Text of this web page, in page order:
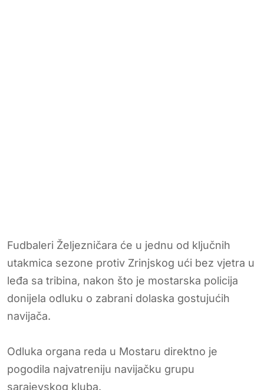
Fudbaleri Željezničara će u jednu od ključnih
utakmica sezone protiv Zrinjskog ući bez vjetra u
leđa sa tribina, nakon što je mostarska policija
donijela odluku o zabrani dolaska gostujućih
navijača.
Odluka organa reda u Mostaru direktno je
pogodila najvatreniju navijačku grupu
sarajevskog kluba.